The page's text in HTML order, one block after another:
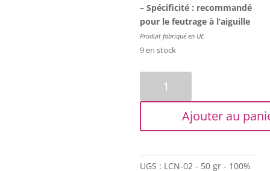
– Spécificité : recommandé
pour le feutrage à l’aiguille
Produit fabriqué en UE
9 en stock
Laine
en
-
Ajouter au
UGS : LCN-02 - 50 gr - 100%